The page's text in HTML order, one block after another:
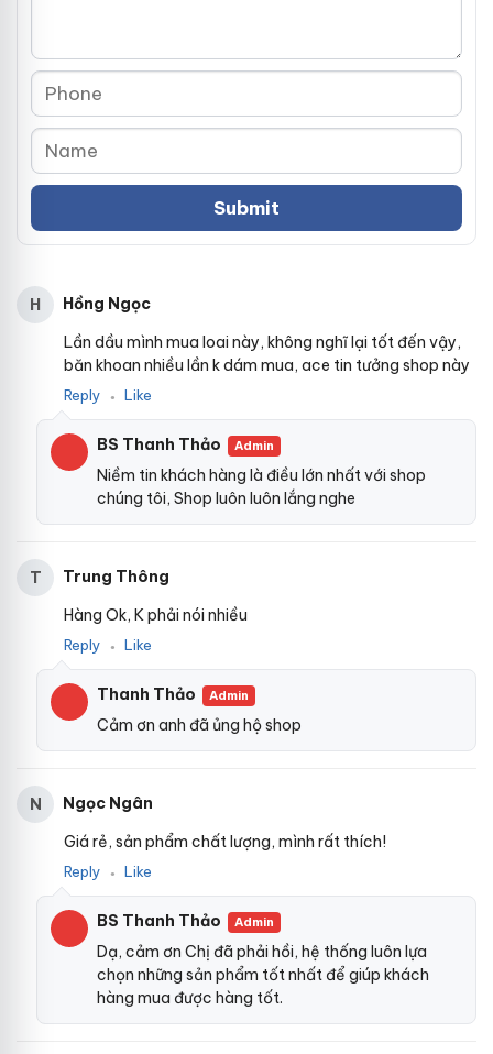
H
Hồng Ngọc
Lần dầu mình mua loai này, không nghĩ lại tốt đến vậy,
băn khoan nhiều lần k dám mua, ace tin tưởng shop này
Reply ● Like
BS Thanh Thảo Admin
Niềm tin khách hàng là điều lớn nhất với shop
chúng tôi, Shop luôn luôn lắng nghe
T
Trung Thông
Hàng Ok, K phải nói nhiều
Reply ● Like
Thanh Thảo Admin
Cảm ơn anh đã ủng hộ shop
N
Ngọc Ngân
Giá rẻ, sản phẩm chất lượng, mình rất thích!
Reply ● Like
BS Thanh Thảo Admin
Dạ, cảm ơn Chị đã phải hồi, hệ thống luôn lựa
chọn những sản phẩm tốt nhất để giúp khách
hàng mua được hàng tốt.